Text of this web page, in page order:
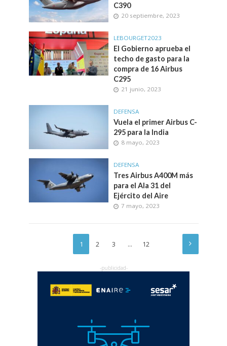
C390
20 septiembre, 2023
LEBOURGET2023
El Gobierno aprueba el
techo de gasto para la
compra de 16 Airbus
C295
21 junio, 2023
DEFENSA
Vuela el primer Airbus C-
295 para la India
8 mayo, 2023
DEFENSA
Tres Airbus A400M más
para el Ala 31 del
Ejército del Aire
7 mayo, 2023
1 2 3 … 12